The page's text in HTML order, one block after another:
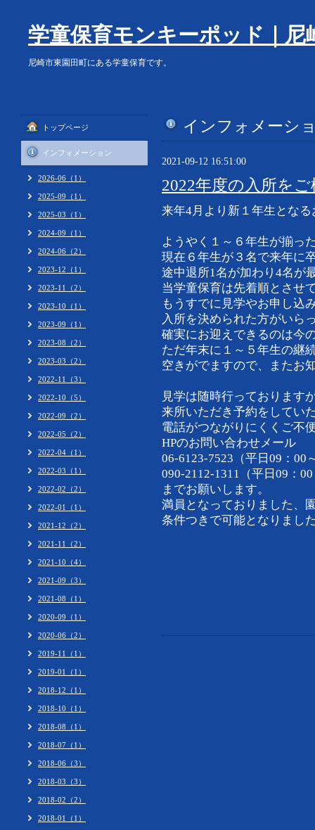
学童保育モンキーポッド｜尼
尼崎市東園田町にある学童保育です。
インフォメーシ
2021-09-12 16:51:00
2022年度の入所を
来年4月より新１年生とな
ようやく１～６年生が揃っ
現在６年生が３名で来年に
途中退所1名が加わり4名が
当学童保育は先着順とさせ
もうすでに見学やお申し込
入所を決められた方がいら
確実にお迎えできるのは今
ただ年末に１～５年生の継
空きがでますので、またお
見学は随時行っております
来所いただき予約をしてい
電話がつながりにくくご不
HPのお問い合わせメール
06-6123-7523（平日09：00
090-2112-1311（平日09：
までお願いします。
満員となっておりました、
条件つきで可能となりまし
トップページ
インフォメーション
2026-06（1）
2025-09（1）
2025-03（1）
2024-09（1）
2024-06（2）
2023-12（1）
2023-11（2）
2023-10（1）
2023-09（1）
2023-08（2）
2023-03（2）
2022-11（3）
2022-10（5）
2022-09（2）
2022-05（2）
2022-04（1）
2022-03（1）
2022-02（2）
2022-01（1）
2021-12（2）
2021-11（2）
2021-10（4）
2021-09（3）
2021-08（1）
2020-09（1）
2020-06（2）
2019-11（1）
2019-01（1）
2018-12（1）
2018-10（1）
2018-08（1）
2018-07（1）
2018-06（3）
2018-03（3）
2018-02（2）
2018-01（1）